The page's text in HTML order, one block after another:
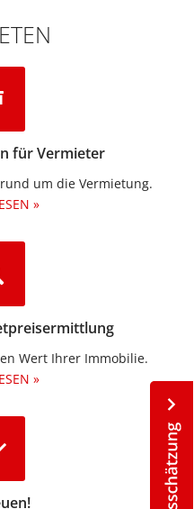
für Vermieter
um die Vermietung.​
»
Wert Ihrer Immobilie.
»